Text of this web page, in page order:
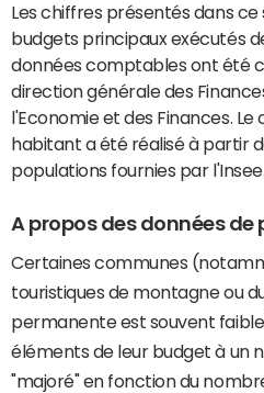
Les chiffres présentés dans
budgets principaux exécutés
données comptables ont été
direction générale des
l'Economie et des Finances.
habitant a été réalisé à partir
populations fournies par l'Insee.
A propos des données de
Certaines communes
touristiques de montagne ou
permanente est souvent
éléments de leur budget à un
"majoré" en fonction du